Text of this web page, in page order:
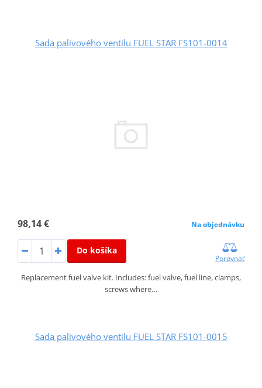
Sada palivového ventilu FUEL STAR FS101-0014
98,14 € Na objednávku
Do košíka
Porovnať
Replacement fuel valve kit. Includes: fuel valve, fuel line, clamps,
screws where…
Sada palivového ventilu FUEL STAR FS101-0015